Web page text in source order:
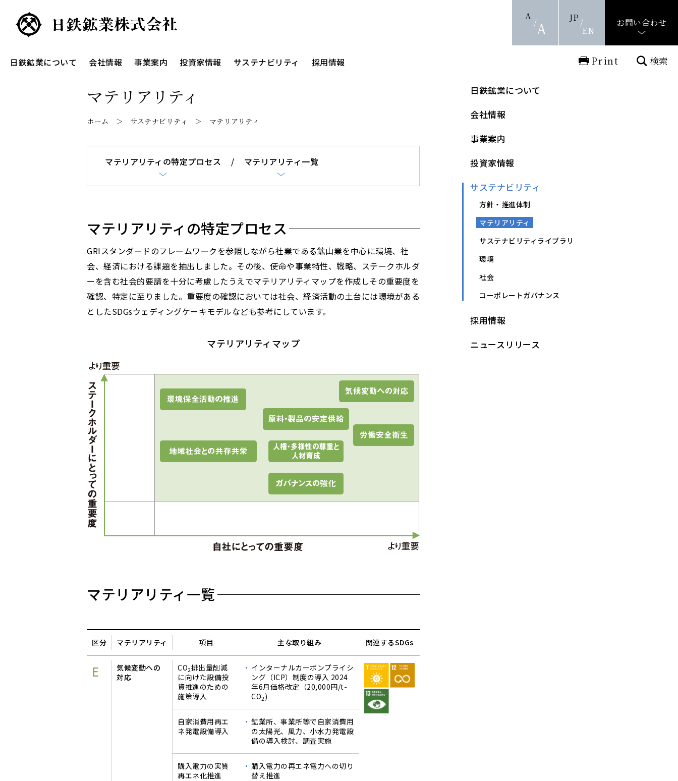
日鉄鉱業について 会社情報 事業案内 投資家情報 サステナビリティ 採用情報 Print 検索
お問い合わせ
JP
EN
A
A
マテリアリティ
ホーム サステナビリティ マテリアリティ
マテリアリティの特定プロセス マテリアリティ一覧
マテリアリティの特定プロセス
GRIスタンダードのフレームワークを参照しながら社業である鉱山業を中心に環境、社
会、経済における課題を抽出しました。その後、使命や事業特性、戦略、ステークホルダ
ーを含む社会的要請を十分に考慮したうえでマテリアリティマップを作成しその重要度を
確認、特定に至りました。重要度の確認においては社会、経済活動の土台には環境がある
としたSDGsウェディングケーキモデルなども参考にしています。
マテリアリティマップ
マテリアリティ一覧
区分 マテリアリティ 項目 主な取り組み 関連するSDGs
E
気候変動への
対応
CO2排出量削減
に向けた設備投
資推進のための
施策導入
インターナルカーボンプライシ
ング（ICP）制度の導入 2024
年6月価格改定（20,000円/t-
CO2 )
自家消費用再エ
ネ発電設備導入
鉱業所、事業所等で自家消費用
の太陽光、風力、小水力発電設
備の導入検討、調査実施
購入電力の実質
再エネ化推進
購入電力の再エネ電力への切り
替え推進
日鉄鉱業について
会社情報
事業案内
投資家情報
サステナビリティ
方針・推進体制
マテリアリティ
サステナビリティライブラリ
環境
社会
コーポレートガバナンス
採用情報
ニュースリリース